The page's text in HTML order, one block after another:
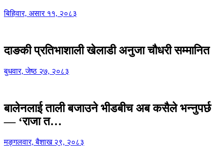
बिहिवार, असार ११, २०८३
दाङकी प्रतिभाशाली खेलाडी अनुजा चौधरी सम्मानित
बुधवार, जेष्ठ २७, २०८३
बालेनलाई ताली बजाउने भीडबीच अब कसैले भन्नुपर्छ
— ‘राजा त…
मङ्गलवार, बैशाख २९, २०८३